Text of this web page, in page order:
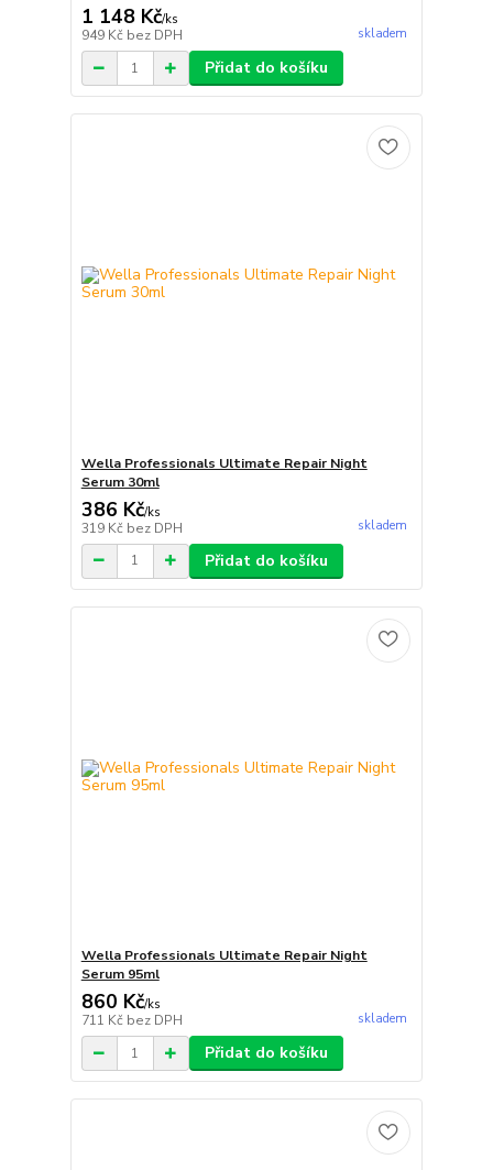
1 148 Kč/ks
949 Kč bez DPH skladem
Přidat do košíku
Wella Professionals Ultimate Repair Night
Serum 30ml
386 Kč/ks
319 Kč bez DPH skladem
Přidat do košíku
Wella Professionals Ultimate Repair Night
Serum 95ml
860 Kč/ks
711 Kč bez DPH skladem
Přidat do košíku